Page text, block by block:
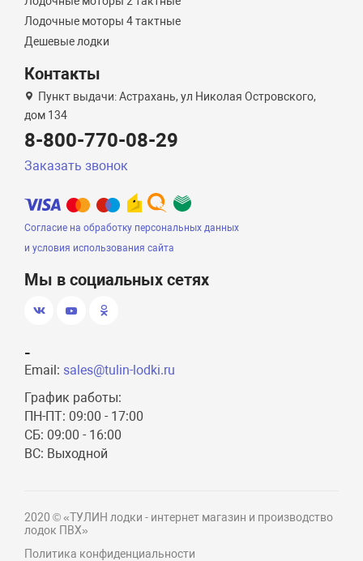
Лодочные моторы 4 тактные
Дешевые лодки
Контакты
Пункт выдачи: Астрахань, ул Николая Островского,
дом 134
8-800-770-08-29
Заказать звонок
Согласие на обработку персональных данных
и условия использования сайта
Мы в социальных сетях
-
Email: sales@tulin-lodki.ru
График работы:
ПН-ПТ: 09:00 - 17:00
СБ: 09:00 - 16:00
ВС: Выходной
2020 © «ТУЛИН лодки - интернет магазин и производство
лодок ПВХ»
Политика конфиденциальности